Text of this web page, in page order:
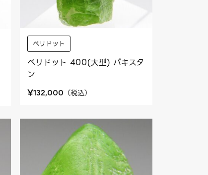
ペリドット
ペリドット 400(大型) パキスタ
ン
¥132,000 （税込）